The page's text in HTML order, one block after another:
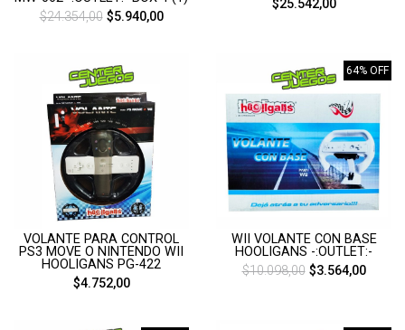
$24.354,00$5.940,00
$25.542,00
VOLANTE PARA CONTROL
PS3 MOVE O NINTENDO WII
HOOLIGANS PG-422
$4.752,00
64% OFF
WII VOLANTE CON BASE
HOOLIGANS -:OUTLET:-
$10.098,00$3.564,00